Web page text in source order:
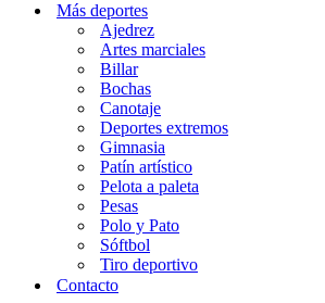
Más deportes
Ajedrez
Artes marciales
Billar
Bochas
Canotaje
Deportes extremos
Gimnasia
Patín artístico
Pelota a paleta
Pesas
Polo y Pato
Sóftbol
Tiro deportivo
Contacto